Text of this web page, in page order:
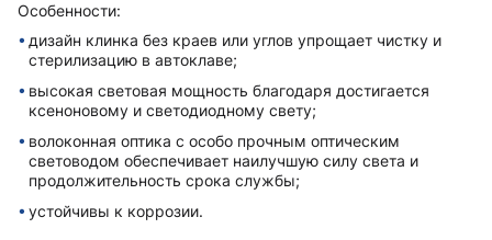
Особенности:
дизайн клинка без краев или углов упрощает чистку и
стерилизацию в автоклаве;
высокая световая мощность благодаря достигается
ксеноновому и светодиодному свету;
волоконная оптика с особо прочным оптическим
световодом обеспечивает наилучшую силу света и
продолжительность срока службы;
устойчивы к коррозии.